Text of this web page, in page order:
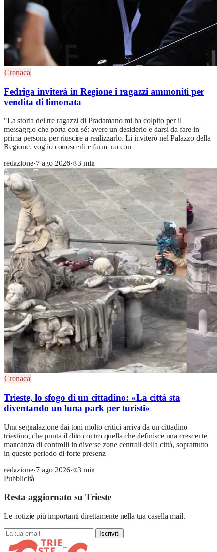
Cronaca
Fedriga inviterà in Regione i ragazzi ammoniti per
vendita di limonata
"La storia dei tre ragazzi di Pradamano mi ha colpito per il
messaggio che porta con sé: avere un desiderio e darsi da fare in
prima persona per riuscire a realizzarlo. Li inviterò nel Palazzo della
Regione: voglio conoscerli e farmi raccon
redazione·7 ago 2026· 3 min
Cronaca
Trieste, lo sfogo di un cittadino: «La città sta
diventando un luna park per turisti»
Una segnalazione dai toni molto critici arriva da un cittadino
triestino, che punta il dito contro quella che definisce una crescente
mancanza di controlli in diverse zone centrali della città, soprattutto
in questo periodo di forte presenz
redazione·7 ago 2026·
3 min
Pubblicità
Resta aggiornato su Trieste
Le notizie più importanti direttamente nella tua casella mail.
Iscriviti